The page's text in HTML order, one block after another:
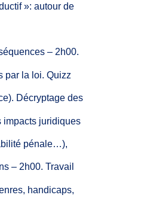
»: autour de
– 2h00.
par la loi. Quizz
Décryptage des
impacts juridiques
pénale…),
– 2h00. Travail
handicaps,